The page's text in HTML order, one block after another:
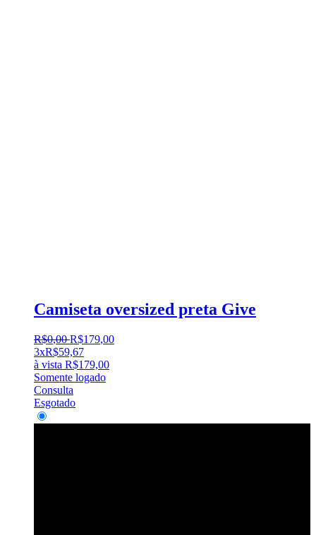
Camiseta oversized preta Give
R$0,00 R$179,00
3xR$59,67
à vista R$179,00
Somente logado
Consulta
Esgotado